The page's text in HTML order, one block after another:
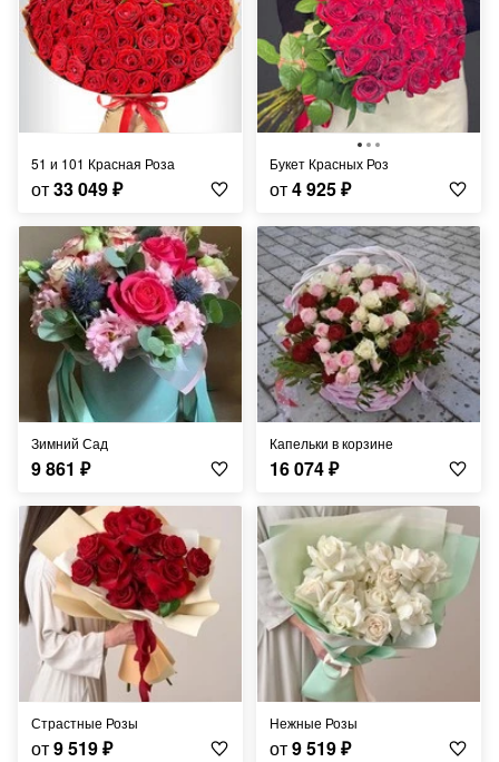
51 и 101 Красная Роза
от33 049₽
Букет Красных Роз
от4 925₽
Зимний Сад
9 861 ₽
Капельки в корзине
16 074₽
Страстные Розы
от9 519₽
Нежные Розы
от9 519₽